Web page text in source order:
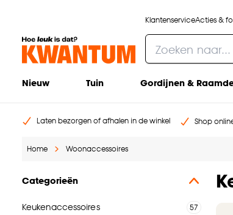
KlantenserviceActies &
Nieuw Tuin Gordijnen &
Laten bezorgen of afhalen in de winkel Shop
Home Woonaccessoires
Categorieën
Keukenaccessoires